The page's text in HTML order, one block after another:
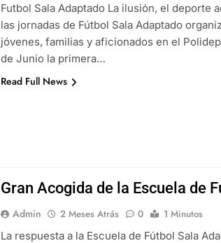
Futbol Sala Adaptado La ilusión, el deporte
las jornadas de Fútbol Sala Adaptado
jóvenes, familias y aficionados en el
de Junio la primera…
Read Full News
Gran Acogida de la Escuela de
Admin 2 Meses Atrás 0
1 Minutos
La respuesta a la Escuela de Fútbol Sala